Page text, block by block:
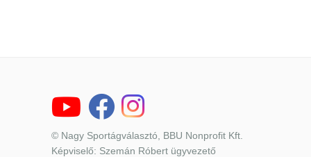
© Nagy Sportágválasztó, BBU Nonprofit Kft.
Képviselő: Szemán Róbert ügyvezető